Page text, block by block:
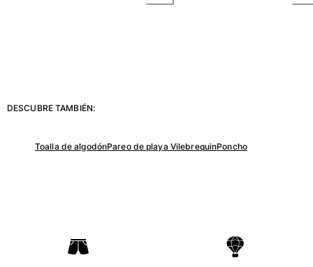
Gafas de sol
DESCUBRE TAMBIÉN:
Toalla de algodónPareo de playa VilebrequinPoncho